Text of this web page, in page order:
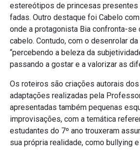
estereótipos de princesas presentes
fadas. Outro destaque foi Cabelo
onde a protagonista Bia confronta-se
cabelo. Contudo, com o desenrolar
“percebendo a beleza da
passando a gostar e a valorizar as
Os roteiros são criações autorais
adaptações realizadas pela
apresentadas também pequenas
improvisações, com a temática
estudantes do 7º ano trouxeram
sua própria realidade, como bullying